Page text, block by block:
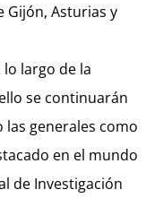
Gijón, Asturias y
largo de la
se continuarán
generales como
en el mundo
de Investigación